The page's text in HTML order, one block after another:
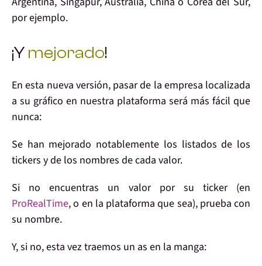
por ejemplo.
¡Y mejorado!
En esta nueva versión, pasar de la empresa localizada
a su gráfico en nuestra plataforma será más fácil que
nunca:
Se han mejorado notablemente los listados de los
tickers y de los nombres de cada valor.
Si no encuentras un valor por su ticker(en
ProRealTime, o en la plataforma que sea), prueba con
su nombre.
Y, si no, esta vez traemos un as en la manga: